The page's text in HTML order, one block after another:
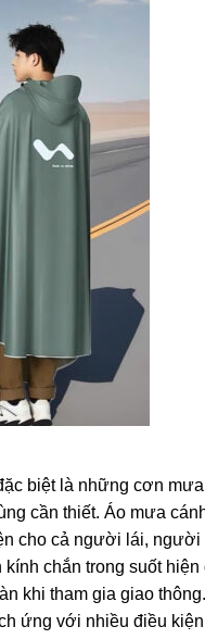
biệt là những cơn
cần thiết. Áo mưa
cho cả người lái,
chắn trong suốt
khi tham gia giao
ứng với nhiều điều